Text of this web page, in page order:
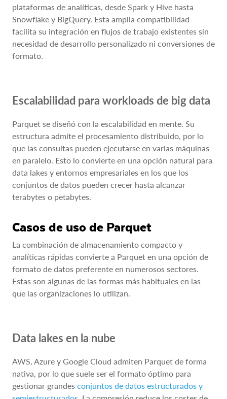
plataformas de analíticas, desde Spark y Hive hasta
Snowflake y BigQuery. Esta amplia compatibilidad
facilita su integración en flujos de trabajo existentes sin
necesidad de desarrollo personalizado ni conversiones de
formato.
Escalabilidad para workloads de big data
Parquet se diseñó con la escalabilidad en mente. Su
estructura admite el procesamiento distribuido, por lo
que las consultas pueden ejecutarse en varias máquinas
en paralelo. Esto lo convierte en una opción natural para
data lakes y entornos empresariales en los que los
conjuntos de datos pueden crecer hasta alcanzar
terabytes o petabytes.
Casos de uso de Parquet
La combinación de almacenamiento compacto y
analíticas rápidas convierte a Parquet en una opción de
formato de datos preferente en numerosos sectores.
Estas son algunas de las formas más habituales en las
que las organizaciones lo utilizan.
Data lakes en la nube
AWS, Azure y Google Cloud admiten Parquet de forma
nativa, por lo que suele ser el formato óptimo para
gestionar grandes conjuntos de datos estructurados y